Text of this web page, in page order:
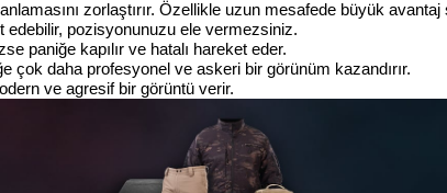
zorlaştırır. Özellikle uzun mesafede büyük avantaj
edebilir, pozisyonunuzu ele vermezsiniz.
paniğe kapılır ve hatalı hareket eder.
çok daha profesyonel ve askeri bir görünüm kazandırır.
ve agresif bir görüntü verir.